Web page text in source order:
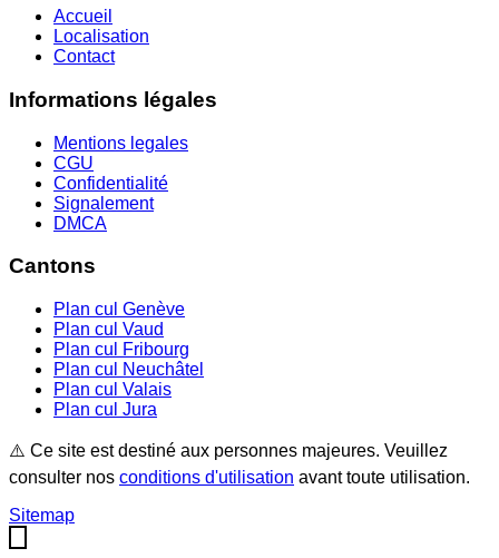
Accueil
Localisation
Contact
Informations légales
Mentions legales
CGU
Confidentialité
Signalement
DMCA
Cantons
Plan cul Genève
Plan cul Vaud
Plan cul
Fribourg
Plan cul
Neuchâtel
Plan cul Valais
Plan cul Jura
⚠️ Ce site est destiné aux personnes majeures. Veuillez
consulter nos conditions d'utilisation avant toute utilisation.
Sitemap